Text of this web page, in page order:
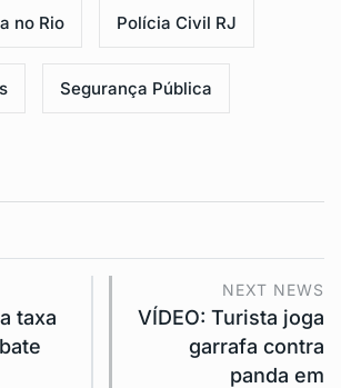
no Rio Polícia Civil RJ
Segurança Pública
taxa
NEXT NEWS
VÍDEO: Turista joga
garrafa contra
panda em